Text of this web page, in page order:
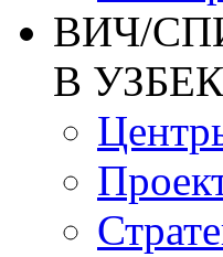
ВИЧ/
В